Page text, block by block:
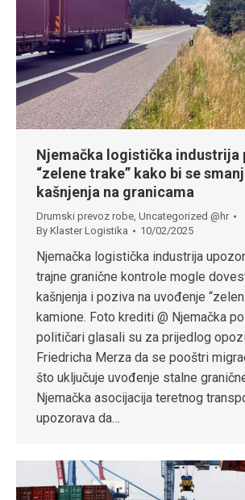
Njemačka logistička industrija
“zelene trake” kako bi se
kašnjenja na granicama
Drumski prevoz robe Uncategorized @hr
By Klaster Logistika 10/02/2025
Njemačka logistička industrija
trajne granične kontrole mogle
kašnjenja i poziva na uvođenje
kamione. Foto krediti @ Njemačka
političari glasali su za prijedlog
Friedricha Merza da se pooštri
što uključuje uvođenje stalne
Njemačka asocijacija teretnog
upozorava da…